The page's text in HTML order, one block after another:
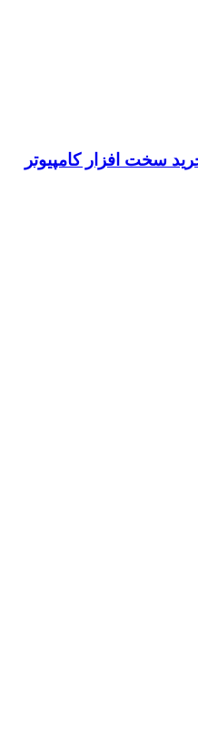
سخت افزار کامپیوتر